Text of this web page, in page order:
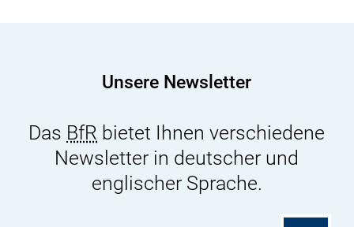
Unsere Newsletter
Das BfR bietet Ihnen verschiedene
Newsletter in deutscher und
englischer Sprache.